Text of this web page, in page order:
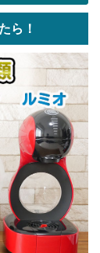
ら！